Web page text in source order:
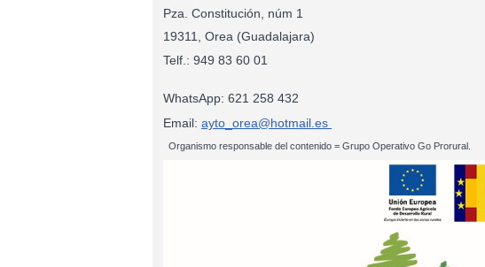
Pza. Constitución, núm 1
19311, Orea (Guadalajara)
Telf.: 949 83 60 01
WhatsApp: 621 258 432
Email: ayto_orea@hotmail.es
Organismo responsable del contenido = Grupo Operativo Go Prorural.